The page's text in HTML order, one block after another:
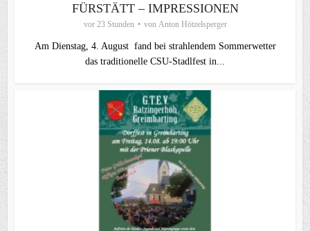
FÜRSTÄTT – IMPRESSIONEN
vor 23 Stunden von Anton Hötzelsperger
Am Dienstag, 4. August fand bei strahlendem Sommerwetter
das traditionelle CSU-Stadlfest in...